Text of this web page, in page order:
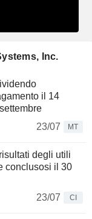
Inc.
il 14
23/07
MT
degli utili
conclusosi il 30
23/07
CI